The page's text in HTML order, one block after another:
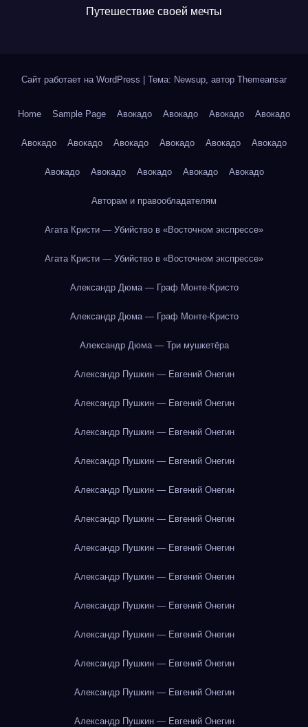
Путешествие своей мечты
Сайт работает на WordPress Тема: Newsup, автор Themeansar
Home Sample Page Авокадо Авокадо Авокадо Авокадо
Авокадо Авокадо Авокадо Авокадо Авокадо Авокадо
Авокадо Авокадо Авокадо Авокадо Авокадо
Авторам и правообладателям
Агата Кристи — Убийство в «Восточном экспрессе»
Агата Кристи — Убийство в «Восточном экспрессе»
Александр Дюма — Граф Монте-Кристо
Александр Дюма — Граф Монте-Кристо
Александр Дюма — Три мушкетёра
Александр Пушкин — Евгений Онегин
Александр Пушкин — Евгений Онегин
Александр Пушкин — Евгений Онегин
Александр Пушкин — Евгений Онегин
Александр Пушкин — Евгений Онегин
Александр Пушкин — Евгений Онегин
Александр Пушкин — Евгений Онегин
Александр Пушкин — Евгений Онегин
Александр Пушкин — Евгений Онегин
Александр Пушкин — Евгений Онегин
Александр Пушкин — Евгений Онегин
Александр Пушкин — Евгений Онегин
Александр Пушкин — Евгений Онегин